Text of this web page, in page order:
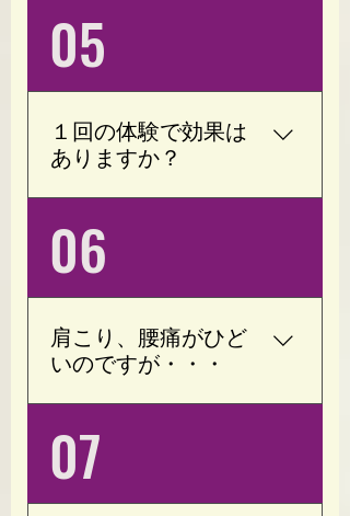
って異なりますが、週1回
（月4回）のペースから
始められる方が多くいら
っしゃいます。 無理なく
続けることを大切にして
おりますので、ライフス
タイルに合わせて月額プ
ランや回数券をご提案い
たします。 「ご希望があ
れば月6回・8回のご案内
も可能です。」
05
１回の体験で効果は
ありますか？
「身体が軽くなった」
「血行が良くなった」
「動きやすくなった」と
感じる方が多くいらっし
ゃいます。 継続すること
で、より効果を実感しや
すくなります。
06
肩こり、腰痛がひど
いのですが・・・
療法で改善することが見
込まれております。 肩こ
り、腰痛の原因の一つと
07